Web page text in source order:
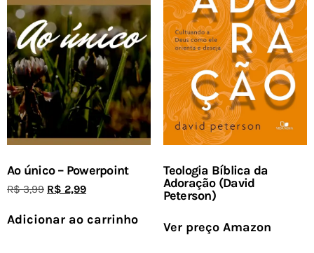
Ao único – Powerpoint
R$3,99 R$ 2,99
Adicionar ao carrinho
Teologia Bíblica da
Adoração (David
Peterson)
Ver preço Amazon